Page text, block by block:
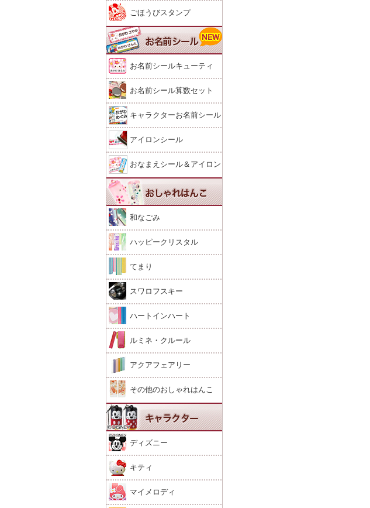
ごほうびスタンプ
お名前シールキューティ
お名前シール算数セット
キャラクターお名前シール
アイロンシール
おなまえシール＆アイロン
シール
和なごみ
ハッピークリスタル
てまり
スワロフスキー
ハートインハート
ルミネ・クルール
アクアフェアリー
その他のおしゃれはんこ
ディズニー
キティ
マイメロディ